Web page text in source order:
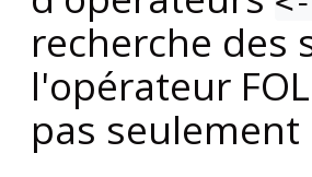
recherche des
l'opérateur
pas